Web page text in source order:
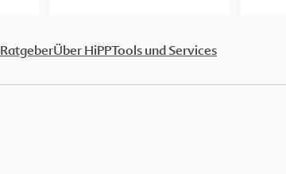
RatgeberÜber HiPPTools und Services